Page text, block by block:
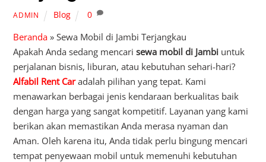
ADMIN Blog 0
Beranda »Sewa Mobil di Jambi Terjangkau
Apakah Anda sedang mencarisewa mobil di Jambi untuk
perjalanan bisnis, liburan, atau kebutuhan sehari-hari?
Alfabil Rent Caradalah pilihan yang tepat. Kami
menawarkan berbagai jenis kendaraan berkualitas baik
dengan harga yang sangat kompetitif. Layanan yang kami
berikan akan memastikan Anda merasa nyaman dan
Aman. Oleh karena itu, Anda tidak perlu bingung mencari
tempat penyewaan mobil untuk memenuhi kebutuhan